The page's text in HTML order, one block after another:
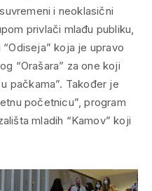
i neoklasični
privlači mlađu publiku,
koja je upravo
“Orašara” za one koji
pačkama”. Također je
početnicu”, program
mladih “Kamov” koji